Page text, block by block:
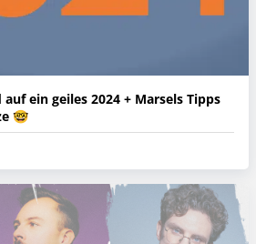
ein geiles 2024 + Marsels Tipps
🤓